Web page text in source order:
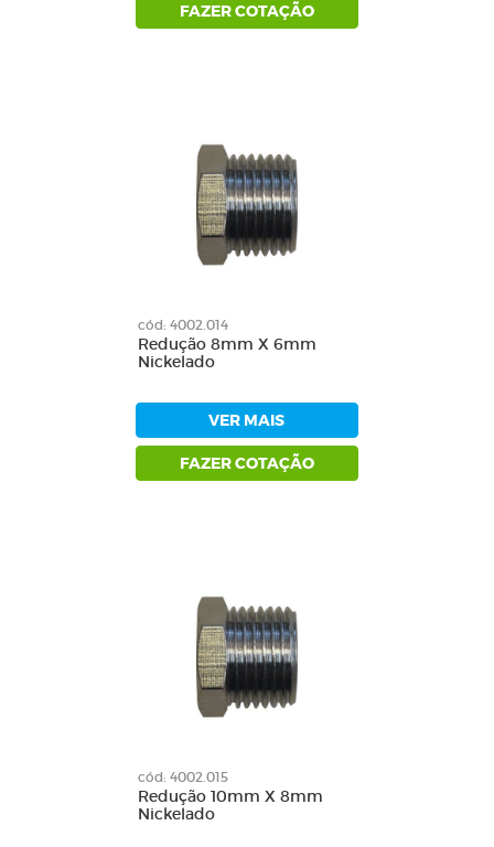
FAZER COTAÇÃO
cód: 4002.014
Redução 8mm X 6mm
Nickelado
VER MAIS
FAZER COTAÇÃO
cód: 4002.015
Redução 10mm X 8mm
Nickelado